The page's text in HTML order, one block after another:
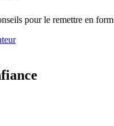
pour le remettre en